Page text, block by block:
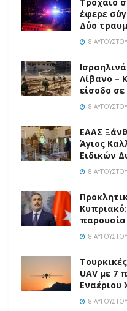
έφερε
Δύο
8
Λίβανο –
είσοδο
8
EAAΣ
Άγιος
Ειδικών
8
8
UAV με 7
Εναέριου
8